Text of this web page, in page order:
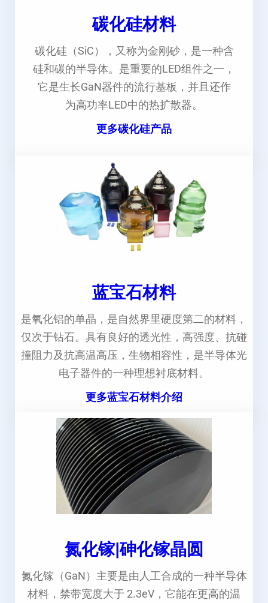
碳化硅材料
碳化硅（SiC），又称为金刚砂，是一种含
硅和碳的半导体。是重要的LED组件之一，
它是生长GaN器件的流行基板，并且还作
为高功率LED中的热扩散器。
更多碳化硅产品
蓝宝石材料
是氧化铝的单晶，是自然界里硬度第二的材料，
仅次于钻石。具有良好的透光性，高强度、抗碰
撞阻力及抗高温高压，生物相容性，是半导体光
电子器件的一种理想衬底材料。
更多蓝宝石材料介绍
氮化镓|砷化镓晶圆
氮化镓（GaN）主要是由人工合成的一种半导体
材料，禁带宽度大于 2.3eV，它能在更高的温